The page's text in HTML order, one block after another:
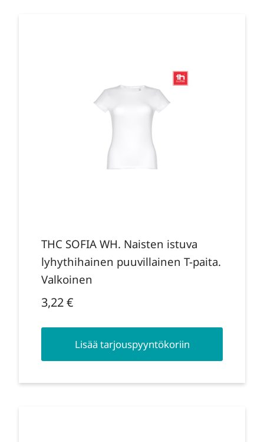
THC SOFIA WH. Naisten istuva
lyhythihainen puuvillainen T-paita.
Valkoinen
3,22€
Lisää tarjouspyyntökoriin